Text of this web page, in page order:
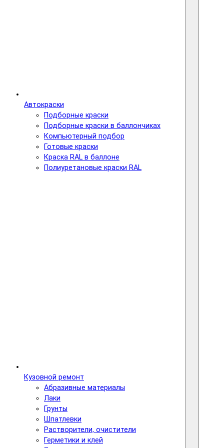
Автокраски
Подборные краски
Подборные краски в баллончиках
Компьютерный подбор
Готовые краски
Краска RAL в баллоне
Полиуретановые краски RAL
Кузовной ремонт
Абразивные материалы
Лаки
Грунты
Шпатлевки
Растворители, очистители
Герметики и клей